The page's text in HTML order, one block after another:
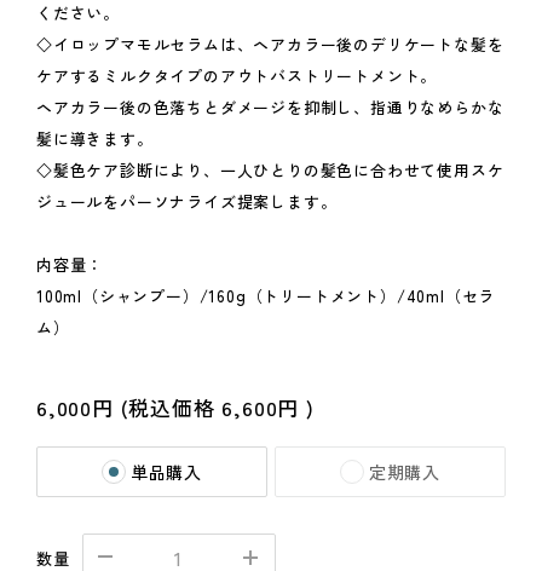
ください。
◇イロップマモルセラムは、ヘアカラー後のデリケートな髪を
ケアするミルクタイプのアウトバストリートメント。
ヘアカラー後の色落ちとダメージを抑制し、指通りなめらかな
髪に導きます。
◇髪色ケア診断により、一人ひとりの髪色に合わせて使用スケ
ジュールをパーソナライズ提案します。
内容量：
100ml（シャンプー）/160g（トリートメント）/40ml（セラ
ム）
6,000円 (税込価格 6,600円 )
単品購入 定期購入
数量